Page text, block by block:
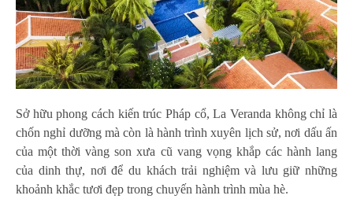
Sở hữu phong cách kiến trúc Pháp cổ, La Veranda không chỉ là
chốn nghỉ dưỡng mà còn là hành trình xuyên lịch sử, nơi dấu ấn
của một thời vàng son xưa cũ vang vọng khắp các hành lang
của dinh thự, nơi để du khách trải nghiệm và lưu giữ những
khoảnh khắc tươi đẹp trong chuyến hành trình mùa hè.